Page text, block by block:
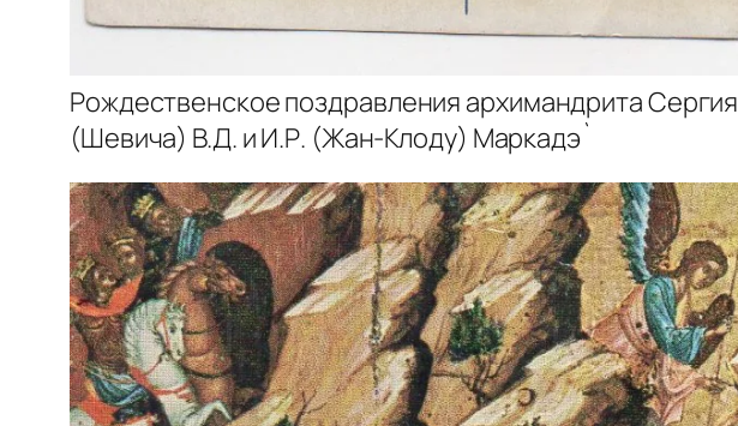
Рождественское поздравления архимандрита Сергия
(Шевича) В.Д. и И.Р. (Жан-Клоду) Маркадэ`